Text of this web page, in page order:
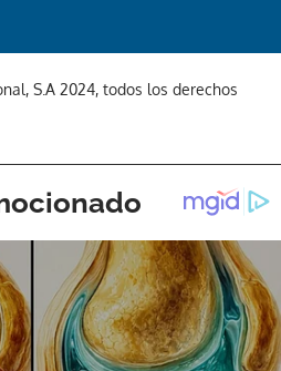
S.A 2024, todos los derechos